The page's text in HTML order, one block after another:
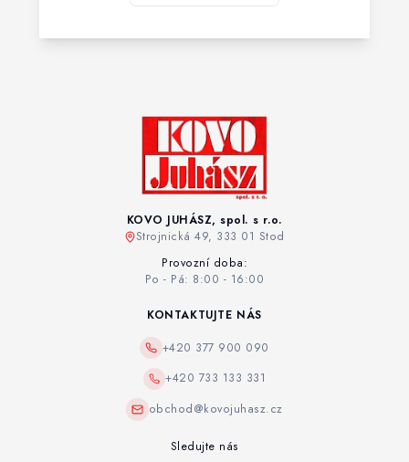
KOVO JUHÁSZ, spol. s r.o.
Strojnická 49, 333 01 Stod
Provozní doba:
Po - Pá: 8:00 - 16:00
KONTAKTUJTE NÁS
+420 377 900 090
+420 733 133 331
obchod@kovojuhasz.cz
Sledujte nás